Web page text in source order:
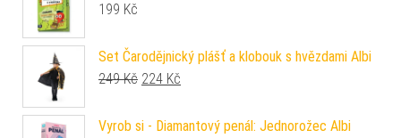
199 Kč
Set Čarodějnický plášť a klobouk s hvězdami Albi
249Kč Původní cena byla: 249 Kč.
224 Kč
Vyrob si - Diamantový penál: Jednorožec Albi